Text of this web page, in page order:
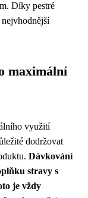
Díky pestré
maximální
využití
dodržovat
Dávkování
stravy s
je vždy